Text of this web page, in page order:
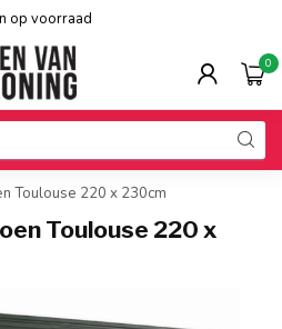
op voorraad
0
Toulouse 220 x 230cm
Toulouse 220 x